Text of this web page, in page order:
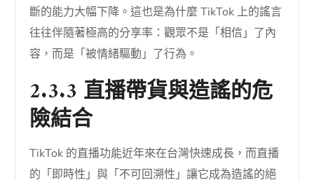
斷的能力大幅下降。這也是為什麼 TikTok 上的謠言
往往伴隨著極高的分享率：觀眾不是「相信」了內
容，而是「被情緒驅動」了行為。
2.3.3 直播帶貨與造謠的危
險結合
TikTok 的直播功能近年來在台灣快速成長，而直播
的「即時性」與「不可回溯性」讓它成為造謠的絕